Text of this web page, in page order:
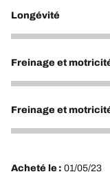
Longévité
5
Freinage et
5
Freinage et
3
Acheté le : 01/05/23